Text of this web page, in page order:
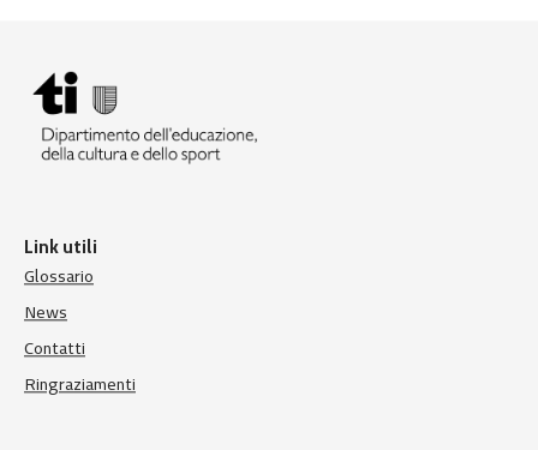
Link utili
Glossario
News
Contatti
Ringraziamenti